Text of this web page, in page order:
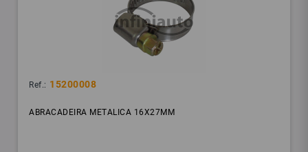
Ref.: 15200008
ABRACADEIRA METALICA 16X27MM